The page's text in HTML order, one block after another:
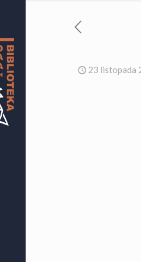
23 listopada